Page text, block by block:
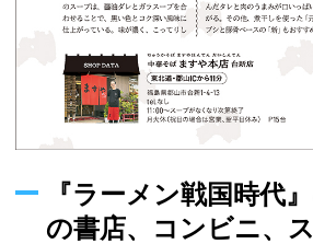
『ラーメン戦国時代
の書店、コンビニ、